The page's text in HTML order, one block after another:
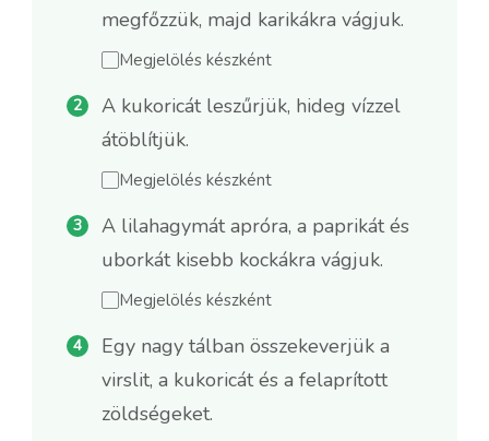
megfőzzük, majd karikákra vágjuk.
Megjelölés készként
A kukoricát leszűrjük, hideg vízzel
átöblítjük.
Megjelölés készként
A lilahagymát apróra, a paprikát és
uborkát kisebb kockákra vágjuk.
Megjelölés készként
Egy nagy tálban összekeverjük a
virslit, a kukoricát és a felaprított
zöldségeket.